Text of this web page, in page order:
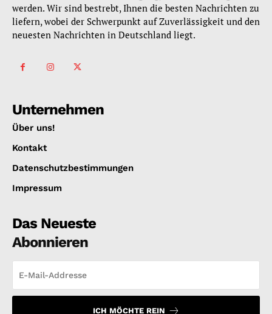
werden. Wir sind bestrebt, Ihnen die besten Nachrichten zu
liefern, wobei der Schwerpunkt auf Zuverlässigkeit und den
neuesten Nachrichten in Deutschland liegt.
Unternehmen
Über uns!
Kontakt
Datenschutzbestimmungen
Impressum
Das Neueste
Abonnieren
ICH MÖCHTE REIN